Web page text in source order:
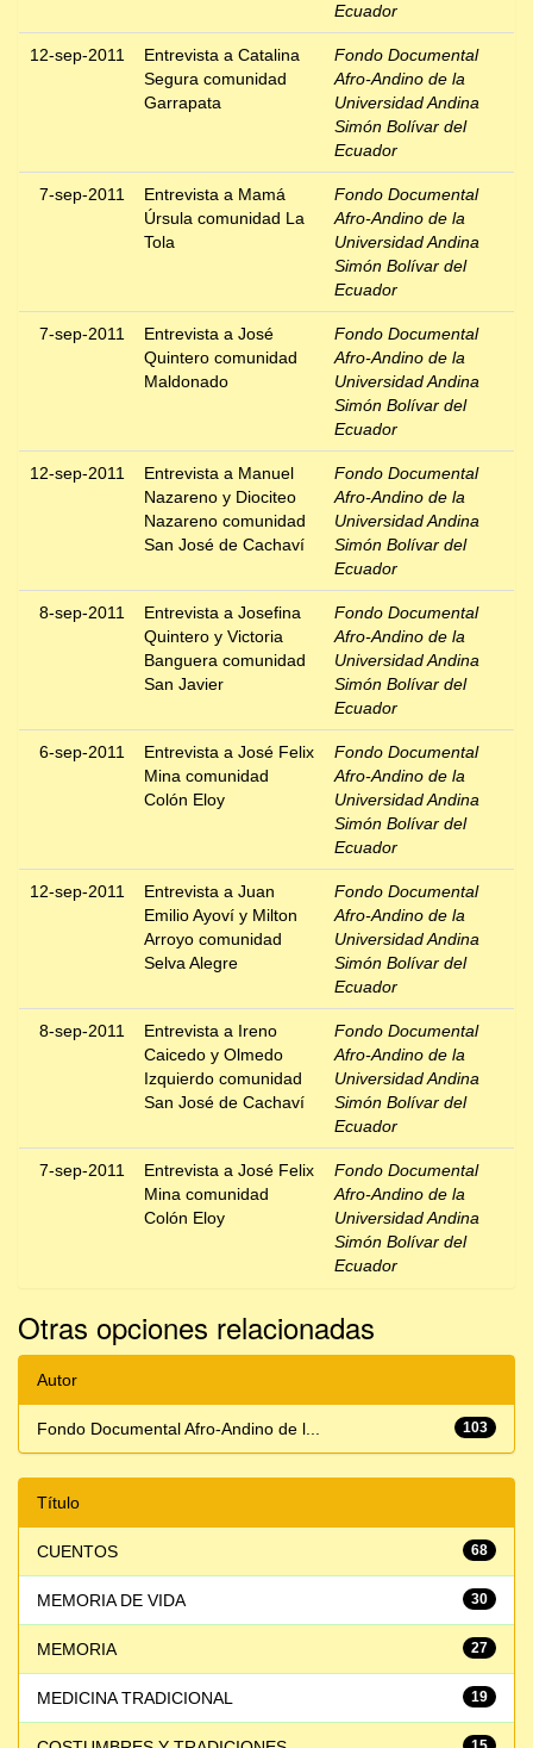
Ecuador
12-sep-2011
Entrevista a Catalina
Segura comunidad
Garrapata
Fondo Documental
Afro-Andino de la
Universidad Andina
Simón Bolívar del
Ecuador
7-sep-2011
Entrevista a Mamá
Úrsula comunidad La
Tola
Fondo Documental
Afro-Andino de la
Universidad Andina
Simón Bolívar del
Ecuador
7-sep-2011
Entrevista a José
Quintero comunidad
Maldonado
Fondo Documental
Afro-Andino de la
Universidad Andina
Simón Bolívar del
Ecuador
12-sep-2011
Entrevista a Manuel
Nazareno y Diociteo
Nazareno comunidad
San José de Cachaví
Fondo Documental
Afro-Andino de la
Universidad Andina
Simón Bolívar del
Ecuador
8-sep-2011
Entrevista a Josefina
Quintero y Victoria
Banguera comunidad
San Javier
Fondo Documental
Afro-Andino de la
Universidad Andina
Simón Bolívar del
Ecuador
6-sep-2011
Entrevista a José Felix
Mina comunidad
Colón Eloy
Fondo Documental
Afro-Andino de la
Universidad Andina
Simón Bolívar del
Ecuador
12-sep-2011
Entrevista a Juan
Emilio Ayoví y Milton
Arroyo comunidad
Selva Alegre
Fondo Documental
Afro-Andino de la
Universidad Andina
Simón Bolívar del
Ecuador
8-sep-2011
Entrevista a Ireno
Caicedo y Olmedo
Izquierdo comunidad
San José de Cachaví
Fondo Documental
Afro-Andino de la
Universidad Andina
Simón Bolívar del
Ecuador
7-sep-2011
Entrevista a José Felix
Mina comunidad
Colón Eloy
Fondo Documental
Afro-Andino de la
Universidad Andina
Simón Bolívar del
Ecuador
Otras opciones relacionadas
Autor
103
Fondo Documental Afro-Andino de l...
Título
68
CUENTOS
30
MEMORIA DE VIDA
27
MEMORIA
19
MEDICINA TRADICIONAL